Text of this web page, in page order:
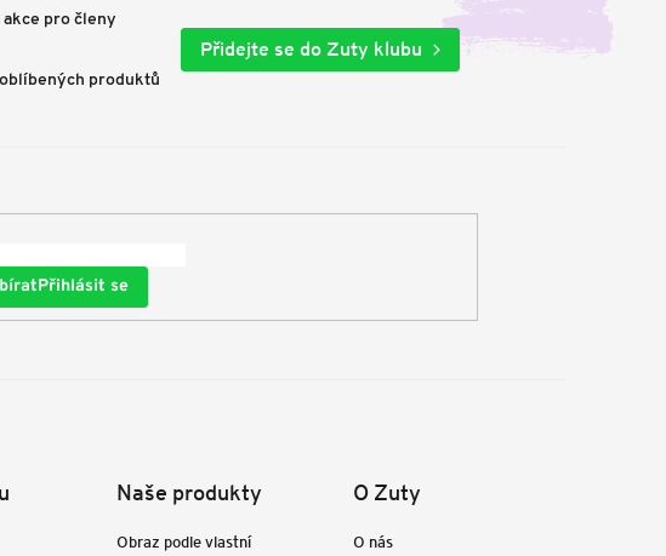
akce pro členy
produktů
Přidejte se do Zuty klubu
Přihlásit se
Naše produkty
Obraz podle vlastní
O Zuty
O nás